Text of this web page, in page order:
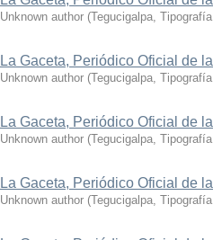
Unknown author (Tegucigalpa,
La Gaceta, Periódico Oficial de
Unknown author (Tegucigalpa,
La Gaceta, Periódico Oficial de
Unknown author (Tegucigalpa,
La Gaceta, Periódico Oficial de
Unknown author (Tegucigalpa,